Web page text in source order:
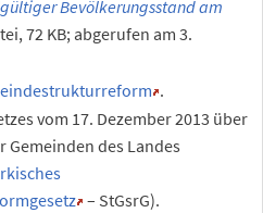
Bevölkerungsstand am
72 KB; abgerufen am 3.
.
vom 17. Dezember 2013 über
Gemeinden des Landes
– StGsrG).